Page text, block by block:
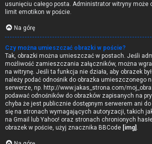
usunięciu całego posta. Administrator witryny może
limit emotikon w poście.
Na górę
Czy można umieszczać obrazki w poście?
Tak, obrazki można umieszczać w postach. Jeśli
możliwość zamieszczania załączników, można
na witrynę. Jeśli ta funkcja nie działa, aby obrazek
należy podać odnośnik do obrazka umieszczonego
serwerze, np. http://www.jakas_strona.com/
podawać odnośników do obrazków zapisanych na
chyba że jest publicznie dostępnym serwerem ani
się na stronach wymagających autoryzacji, takich
na Gmail lub Yahoo! oraz stronach chronionych
obrazek w poście, użyj znacznika BBCode [img] .